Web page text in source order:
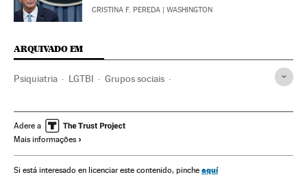
CRISTINA F. PEREDA | WASHINGTON
ARQUIVADO EM
Psiquiatria LGTBI Grupos sociais
Adere a
Mais informações
Si está interesado en licenciar este contenido, pinche aquí